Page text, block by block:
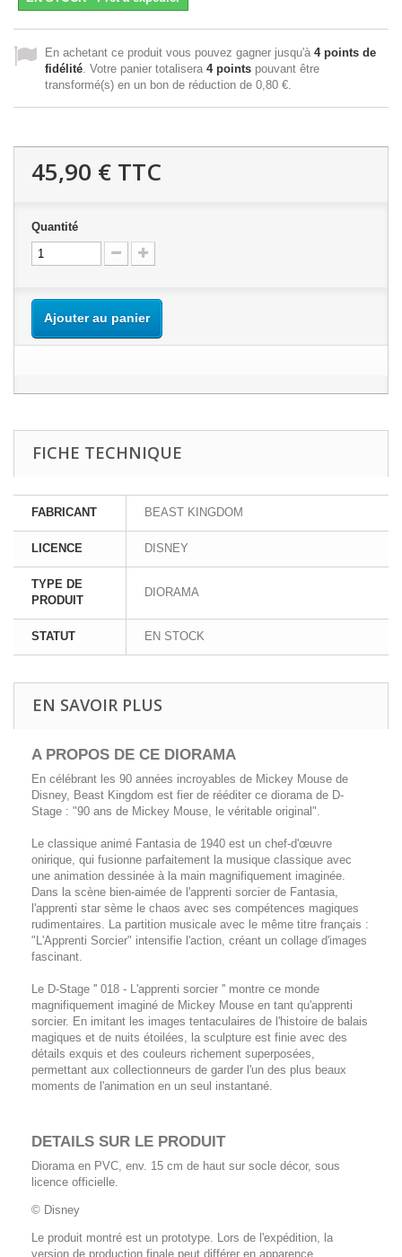
En achetant ce produit vous pouvez gagner jusqu'à 4points de
fidélité . Votre panier totalisera 4points pouvant être
transformé(s) en un bon de réduction de 0,80 €
45,90 € TTC
Quantité
Ajouter au panier
FICHE TECHNIQUE
FABRICANT BEAST KINGDOM
LICENCE DISNEY
TYPE DE
PRODUIT
DIORAMA
STATUT EN STOCK
EN SAVOIR PLUS
A PROPOS DE CE DIORAMA
En célébrant les 90 années incroyables de Mickey Mouse de
Disney, Beast Kingdom est fier de rééditer ce diorama de D-
Stage : "90 ans de Mickey Mouse, le véritable original".
Le classique animé Fantasia de 1940 est un chef-d'œuvre
onirique, qui fusionne parfaitement la musique classique avec
une animation dessinée à la main magnifiquement imaginée.
Dans la scène bien-aimée de l'apprenti sorcier de Fantasia,
l'apprenti star sème le chaos avec ses compétences magiques
rudimentaires. La partition musicale avec le même titre français :
"L'Apprenti Sorcier" intensifie l'action, créant un collage d'images
fascinant.
Le D-Stage '' 018 - L'apprenti sorcier '' montre ce monde
magnifiquement imaginé de Mickey Mouse en tant qu'apprenti
sorcier. En imitant les images tentaculaires de l'histoire de balais
magiques et de nuits étoilées, la sculpture est finie avec des
détails exquis et des couleurs richement superposées,
permettant aux collectionneurs de garder l'un des plus beaux
moments de l'animation en un seul instantané.
DETAILS SUR LE PRODUIT
Diorama en PVC, env. 15 cm de haut sur socle décor, sous
licence officielle.
© Disney
Le produit montré est un prototype. Lors de l'expédition, la
version de production finale peut différer en apparence.